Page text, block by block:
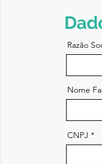
Razão
Nome
CNPJ